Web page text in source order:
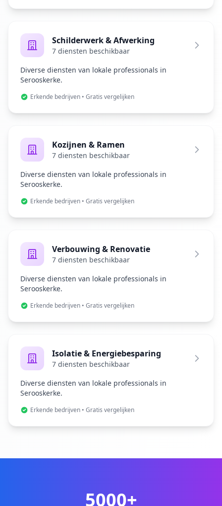
Schilderwerk & Afwerking
7 diensten beschikbaar
Diverse diensten van lokale professionals in
Serooskerke.
Erkende bedrijven • Gratis vergelijken
Kozijnen & Ramen
7 diensten beschikbaar
Diverse diensten van lokale professionals in
Serooskerke.
Erkende bedrijven • Gratis vergelijken
Verbouwing & Renovatie
7 diensten beschikbaar
Diverse diensten van lokale professionals in
Serooskerke.
Erkende bedrijven • Gratis vergelijken
Isolatie & Energiebesparing
7 diensten beschikbaar
Diverse diensten van lokale professionals in
Serooskerke.
Erkende bedrijven • Gratis vergelijken
5000+